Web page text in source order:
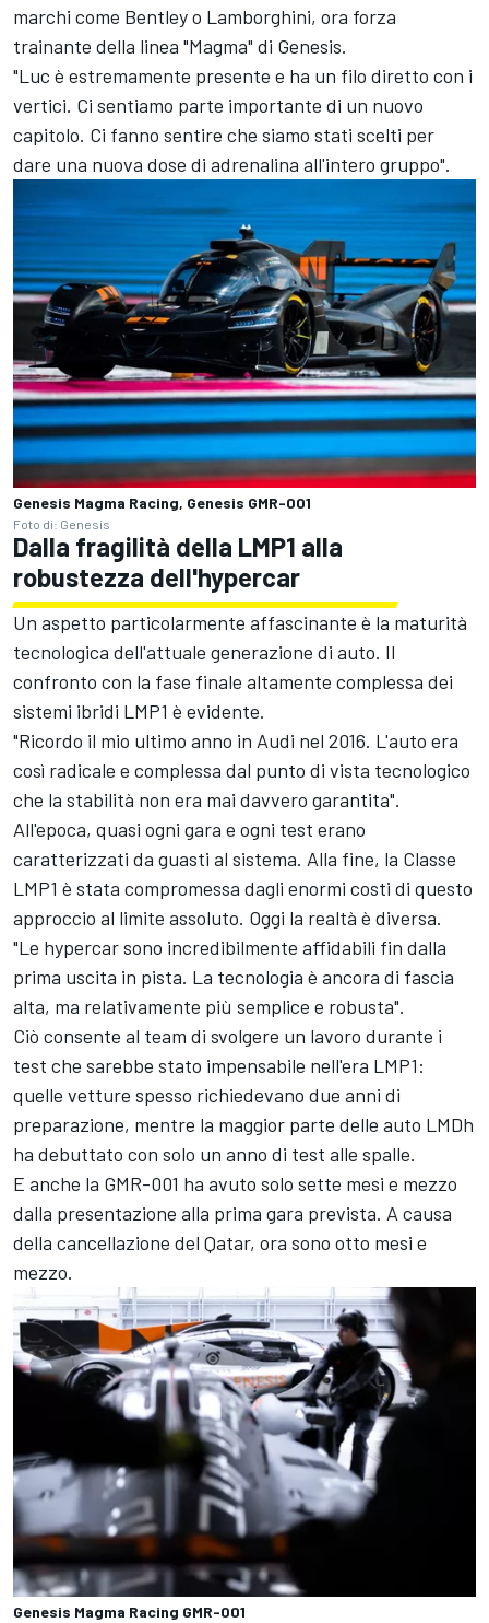
marchi come Bentley o Lamborghini, ora forza
trainante della linea "Magma" di Genesis.
"Luc è estremamente presente e ha un filo diretto con i
vertici. Ci sentiamo parte importante di un nuovo
capitolo. Ci fanno sentire che siamo stati scelti per
dare una nuova dose di adrenalina all'intero gruppo".
Genesis Magma Racing, Genesis GMR-001
Foto di: Genesis
Dalla fragilità della LMP1 alla
robustezza dell'hypercar
Un aspetto particolarmente affascinante è la maturità
tecnologica dell'attuale generazione di auto. Il
confronto con la fase finale altamente complessa dei
sistemi ibridi LMP1 è evidente.
"Ricordo il mio ultimo anno in Audi nel 2016. L'auto era
così radicale e complessa dal punto di vista tecnologico
che la stabilità non era mai davvero garantita".
All'epoca, quasi ogni gara e ogni test erano
caratterizzati da guasti al sistema. Alla fine, la Classe
LMP1 è stata compromessa dagli enormi costi di questo
approccio al limite assoluto. Oggi la realtà è diversa.
"Le hypercar sono incredibilmente affidabili fin dalla
prima uscita in pista. La tecnologia è ancora di fascia
alta, ma relativamente più semplice e robusta".
Ciò consente al team di svolgere un lavoro durante i
test che sarebbe stato impensabile nell'era LMP1:
quelle vetture spesso richiedevano due anni di
preparazione, mentre la maggior parte delle auto LMDh
ha debuttato con solo un anno di test alle spalle.
E anche la GMR-001 ha avuto solo sette mesi e mezzo
dalla presentazione alla prima gara prevista. A causa
della cancellazione del Qatar, ora sono otto mesi e
mezzo.
Genesis Magma Racing GMR-001